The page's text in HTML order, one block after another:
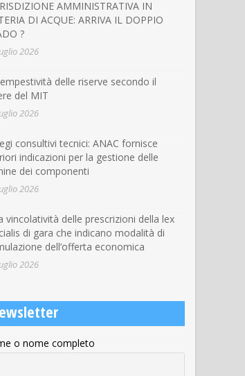
AMMINISTRATIVA IN
DI ACQUE: ARRIVA IL DOPPIO
?
2026
delle riserve secondo il
del MIT
2026
consultivi tecnici: ANAC fornisce
indicazioni per la gestione delle
dei componenti
2026
vincolatività delle prescrizioni della lex
di gara che indicano modalità di
dell’offerta economica
2026
o nome completo